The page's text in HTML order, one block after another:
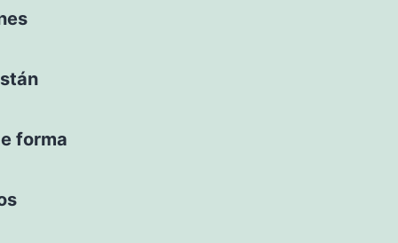
forma